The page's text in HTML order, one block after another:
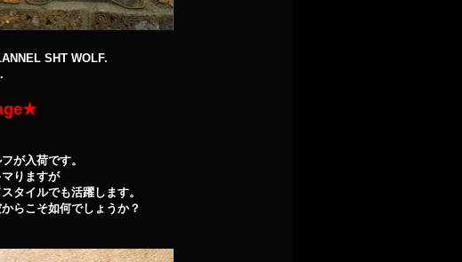
SHT WOLF.
が入荷です。
りますが
タイルでも活躍します。
らこそ如何でしょうか？